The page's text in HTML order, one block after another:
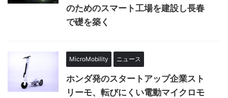
のためのスマート工場を建設し長春
で礎を築く
MicroMobility ニュース
ホンダ発のスタートアップ企業スト
リーモ、転びにくい電動マイクロモ